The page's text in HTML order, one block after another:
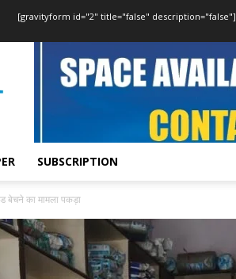
[gravityform id="2" title="false" description="false"]
SUBSCRIPTION
बेचने का मामला पकड़ा